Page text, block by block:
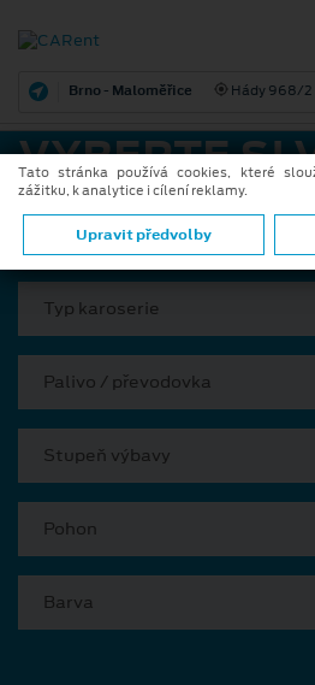
Brno - Maloměřice Hády 968/2
VYBERTE SI
Model
Typ karoserie
Palivo / převodovka
Stupeň výbavy
Pohon
Barva
Tato stránka používá cookies, které
zážitku, k analytice i cílení reklamy.
Upravit předvolby